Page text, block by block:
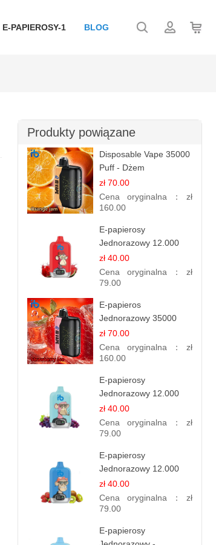
E-PAPIEROSY-1 BLOG
Produkty powiązane
Disposable Vape 35000
Puff - Dżem
Pomarańczowy | IBvape
zł 70.00
Cena oryginalna： zł
160.00
E-papierosy
Jednorazowy 12.000
Puff - Lody Arbuzowe |
Orzeźwiający Smak
zł 40.00
Cena oryginalna： zł
79.00
E-papieros
Jednorazowy 35000
Puff - Truskawkowy Lód
| IBvape
zł 70.00
Cena oryginalna： zł
160.00
E-papierosy
Jednorazowy 12.000
Puff - Porzeczka
Winogronowa |
Owocowa Moc
zł 40.00
Cena oryginalna： zł
79.00
E-papierosy
Jednorazowy 12.000
Puff - Truskawka Kiwi |
Owocowa Równowaga
zł 40.00
Cena oryginalna： zł
79.00
E-papierosy